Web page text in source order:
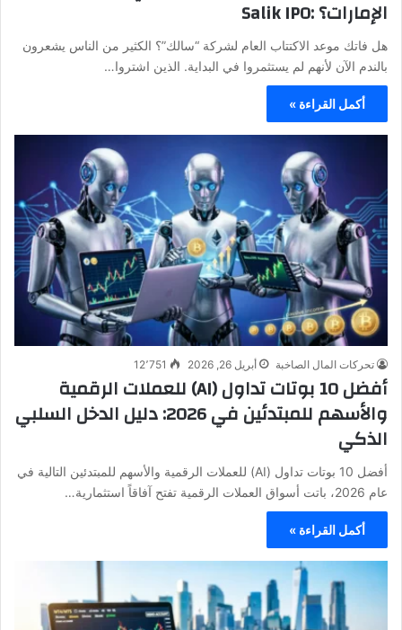
الإمارات؟ :Salik IPO
هل فاتك موعد الاكتتاب العام لشركة “سالك”؟ الكثير من الناس يشعرون
بالندم الآن لأنهم لم يستثمروا في البداية. الذين اشتروا…
أكمل القراءة »
تحركات المال الصاخبة أبريل 26, 2026 12٬751
أفضل 10 بوتات تداول (AI) للعملات الرقمية
والأسهم للمبتدئين في 2026: دليل الدخل السلبي
الذكي
أفضل 10 بوتات تداول (AI) للعملات الرقمية والأسهم للمبتدئين التالية في
عام 2026، باتت أسواق العملات الرقمية تفتح آفاقاً استثمارية…
أكمل القراءة »